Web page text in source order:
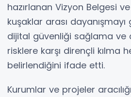
hazırlanan Vizyon Belgesi
kuşaklar arası
dijital güvenliği sağlama ve
risklere karşı dirençli kılma
belirlendiğini ifade etti.
Kurumlar ve projeler